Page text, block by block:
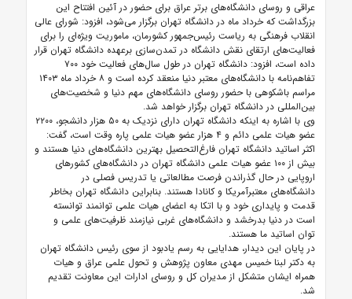
عراقی و روسای دانشگاه‌های برتر عراق برای حضور در آئین افتتاح این
بزرگداشت که خرداد ماه در دانشگاه تهران برگزار می‌شود، افزود: شورای عالی
انقلاب فرهنگی به ریاست رئیس‌جمهور کشورمان، ماموریت ویژه‌ای را برای
فعالیت‌های ارتقای نقش دانشگاه در تمدن‌سازی برعهده دانشگاه تهران قرار
داده است، افزود: دانشگاه تهران در طول سال‌های فعالیت خود ۷۰۰
تفاهم‌نامه با دانشگاه‌های معتبر دنیا منعقد کرده است و ۸ خرداد ماه ۱۴۰۳
مراسم باشکوهی با حضور روسای دانشگاه‌های مهم دنیا و شخصیت‌های
بین‌المللی در دانشگاه تهران برگزار خواهد شد.
وی با اشاره به اینکه دانشگاه تهران دارای نزدیک به ۵۰ هزار دانشجو، ۲۲۰۰
عضو هیات علمی دائم و ۴ هزار عضو هیات علمی پاره وقت است، گفت:
اکثر اساتید دانشگاه تهران فارغ‌التحصیل بهترین دانشگاه‌های دنیا هستند و
بیش از ۱۰۰ عضو هیات علمی دانشگاه تهران در دانشگاه‌های کشورهای
اروپایی در حال گذراندن فرصت مطالعاتی یا تدریس فصلی در
دانشگاه‌های معتبرآمریکا و کانادا هستند. بنابراین دانشگاه تهران بخاطر
قدمت و پایداری خود و با اتکا به اعضای هیات علمی توانمند توانسته
است در دنیا بدرخشد و دانشگاه‌های غربی نیازمند ظرفیت‌های علمی و
توان اساتید ما هستند.
در پایان این دیدار، هدایایی به رسم یادبود از سوی رئیس دانشگاه تهران
به دکتر لبنا خمیس مهدی معاون پژوهش و تحول علمی عراق و هیات
همراه ایشان متشکل از مدیران کل و روسای ادارات این معاونت تقدیم
شد.